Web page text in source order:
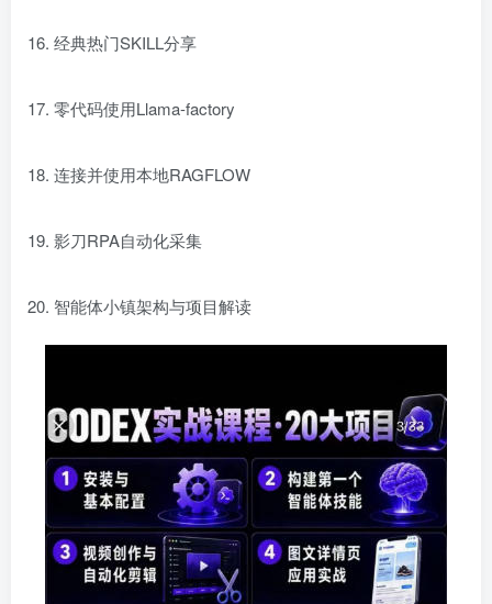
16. 经典热门SKILL分享
17. 零代码使用Llama-factory
18. 连接并使用本地RAGFLOW
19. 影刀RPA自动化采集
20. 智能体小镇架构与项目解读